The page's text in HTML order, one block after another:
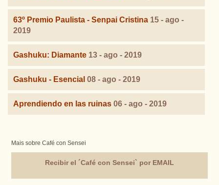
63º Premio Paulista - Senpai Cristina 15 - ago -
2019
Gashuku: Diamante 13 - ago - 2019
Gashuku - Esencial 08 - ago - 2019
Aprendiendo en las ruinas 06 - ago - 2019
Mais sobre Café con Sensei
Recibir el ´Café con Sensei` por EMAIL